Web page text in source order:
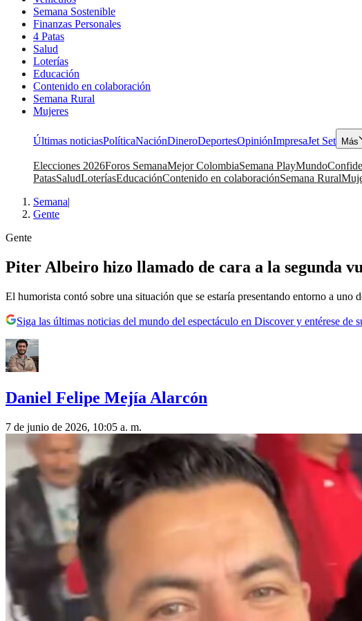
Semana Sostenible
Finanzas Personales
4 Patas
Salud
Loterías
Educación
Contenido en colaboración
Semana Rural
Mujeres
Últimas noticiasPolíticaNaciónDineroDeportesOpiniónImpresaJet Set Más
Elecciones 2026Foros SemanaMejor ColombiaSemana PlayMundo
PatasSaludLoteríasEducaciónContenido en colaboraciónSemana Rural
Semana|
Gente
Gente
Piter Albeiro hizo llamado de cara a la segunda
El humorista contó sobre una situación que se estaría presentando entorno a uno
Siga las últimas noticias del mundo del espectáculo en Discover y entérese de
Daniel Felipe Mejía Alarcón
7 de junio de 2026, 10:05 a. m.